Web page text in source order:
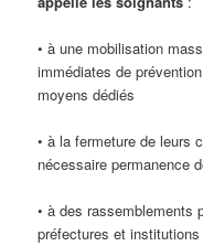
• à une mobilisation
immédiates de
moyens dédiés
• à la fermeture de leurs
nécessaire permanence
• à des rassemblements
préfectures et institutions